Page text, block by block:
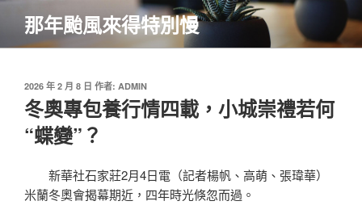
主
那年颱風來得特別慢
發
佈
於
2026 年 2 月 8 日 作者: ADMIN
冬奧專包養行情四載，小城崇禮若何
“蝶變”？
新華社石家莊2月4日電（記者楊帆、高萌、張瑋華）
米蘭冬奧會揭幕期近，四年時光倏忽而過。